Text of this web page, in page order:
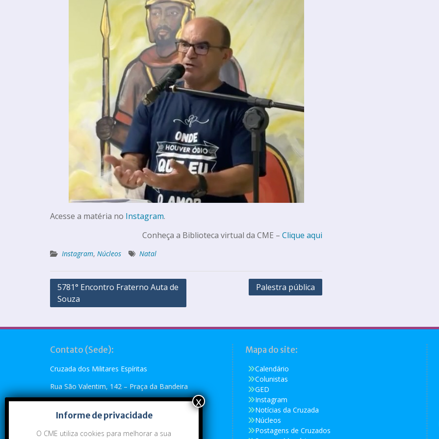
Acesse a matéria no Instagram.
Conheça a Biblioteca virtual da CME – Clique aqui
Instagram, Núcleos Natal
5781° Encontro Fraterno Auta de
Souza
Palestra pública
Contato (Sede):
Cruzada dos Militares Espíritas
Rua São Valentim, 142 – Praça da Bandeira
Rio de Janeiro, RJ – CEP: 20.260-110
Telefone: (21) 2273-4896 ou (21) 2273-5790
Mapa do site:
Calendário
Colunistas
GED
Instagram
Notícias da Cruzada
Núcleos
Postagens de Cruzados
Informe de privacidade
O CME utiliza cookies para melhorar a sua